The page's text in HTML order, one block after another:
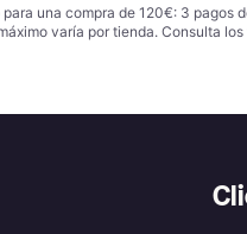
una compra de 120€: 3
varía por tienda. Consulta